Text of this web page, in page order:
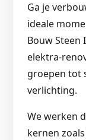
Ga je
ideale
Bouw Steen
elektra-
groepen tot
verlichting.
We werken
kernen